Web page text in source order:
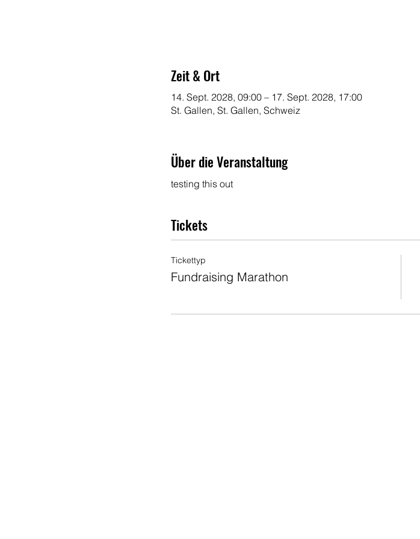
Zeit & Ort
14. Sept. 2028, 09:00 – 17. Sept. 2028, 17:00
St. Gallen, St. Gallen, Schweiz
Über die Veranstaltung
testing this out
Tickets
Tickettyp
Fundraising Marathon